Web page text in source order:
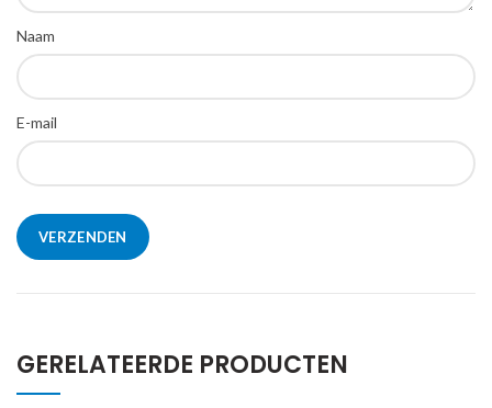
Naam
E-mail
GERELATEERDE PRODUCTEN